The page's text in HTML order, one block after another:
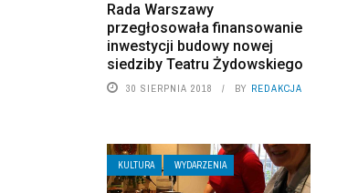
Rada Warszawy
przegłosowała finansowanie
inwestycji budowy nowej
siedziby Teatru Żydowskiego
30 SIERPNIA 2018 BY REDAKCJA
KULTURA WYDARZENIA